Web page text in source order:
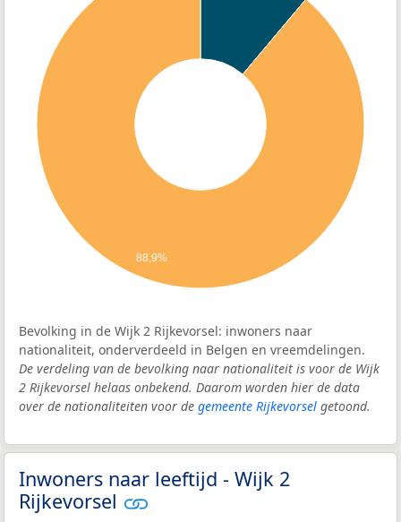
88,9%
Bevolking in de Wijk 2 Rijkevorsel: inwoners naar
nationaliteit, onderverdeeld in Belgen en vreemdelingen.
De verdeling van de bevolking naar nationaliteit is voor de Wijk
2 Rijkevorsel helaas onbekend. Daarom worden hier de data
over de nationaliteiten voor de gemeente Rijkevorsel getoond.
Inwoners naar leeftijd - Wijk 2
Rijkevorsel